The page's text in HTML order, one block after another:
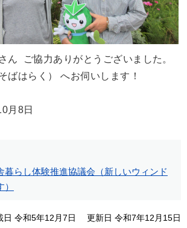
ん ご協力ありがとうございました。
ばはらく） へお伺いします！
月8日
暮らし体験推進協議会（新しいウィンド
日 令和5年12月7日 更新日 令和7年12月15日